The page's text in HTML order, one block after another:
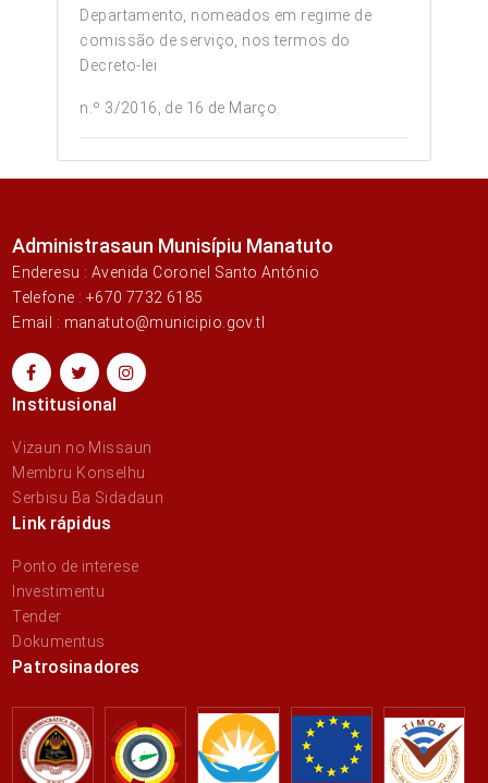
Departamento, nomeados em regime de
comissão de serviço, nos termos do
Decreto-lei
n.º 3/2016, de 16 de Março.
Administrasaun Munisípiu Manatuto
Enderesu : Avenida Coronel Santo António
Telefone : +670 7732 6185
Email : manatuto@municipio.gov.tl
Institusional
Vizaun no Missaun
Membru Konselhu
Serbisu Ba Sidadaun
Link rápidus
Ponto de interese
Investimentu
Tender
Dokumentus
Patrosinadores